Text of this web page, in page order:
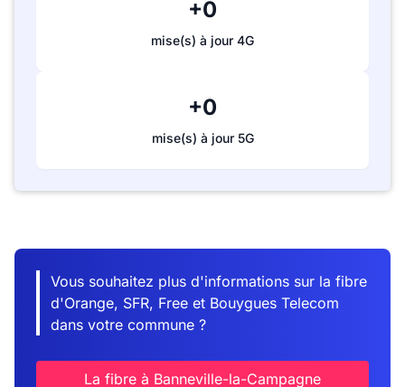
+0
mise(s) à jour 4G
+0
mise(s) à jour 5G
Vous souhaitez plus d'informations sur la fibre
d'Orange, SFR, Free et Bouygues Telecom
dans votre commune ?
La fibre à Banneville-la-Campagne